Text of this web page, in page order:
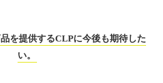
を提供するCLPに今後も期待した
い。